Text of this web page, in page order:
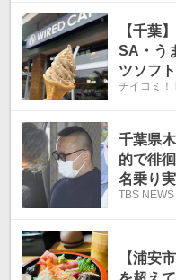
【千葉
SA・う
ツソフ
チイコミ！
千葉県
的で徘
名乗り
も 埼
TBS
【浦安